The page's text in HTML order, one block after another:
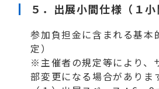
５．出展小間仕様（１小
参加負担金に含まれる基本
定）
※主催者の規定等により、
部変更になる場合がありま